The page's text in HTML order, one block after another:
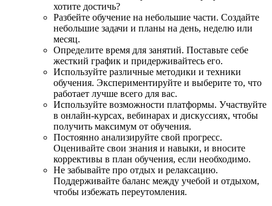
хотите достичь?
Разбейте обучение на небольшие части. Создайте
небольшие задачи и планы на день, неделю или
месяц.
Определите время для занятий. Поставьте себе
жесткий график и придерживайтесь его.
Используйте различные методики и техники
обучения. Экспериментируйте и выберите то, что
работает лучше всего для вас.
Используйте возможности платформы. Участвуйте
в онлайн-курсах, вебинарах и дискуссиях, чтобы
получить максимум от обучения.
Постоянно анализируйте свой прогресс.
Оценивайте свои знания и навыки, и вносите
коррективы в план обучения, если необходимо.
Не забывайте про отдых и релаксацию.
Поддерживайте баланс между учебой и отдыхом,
чтобы избежать переутомления.